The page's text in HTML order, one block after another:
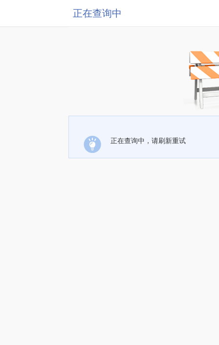
正在查询中
正在查询中，请刷新重试